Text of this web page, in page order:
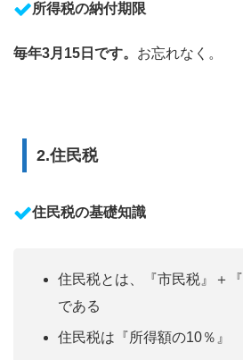
所得税の納付期限
毎年3月15日です。 お忘れなく。
2.住民税
住民税の基礎知識
住民税とは、『市民税』＋
である
住民税は『所得額の10％』